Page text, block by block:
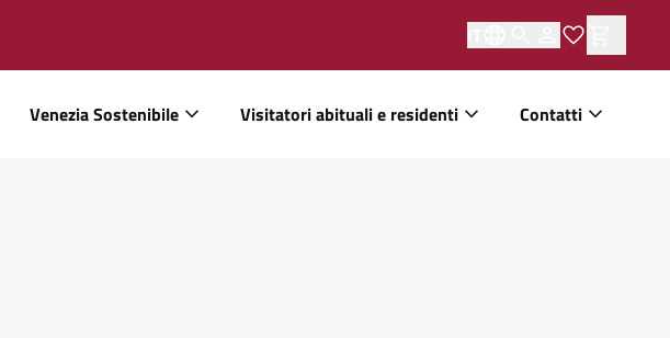
Venezia Sostenibile Visitatori abituali e residenti Contatti